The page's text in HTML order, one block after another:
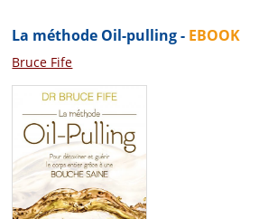
La méthode Oil-pulling - EBOOK
Bruce Fife